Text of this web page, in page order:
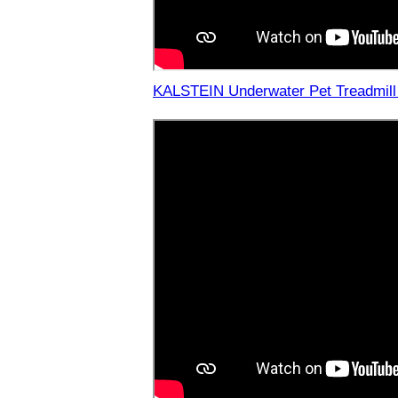
KALSTEIN Underwater Pet Treadmill